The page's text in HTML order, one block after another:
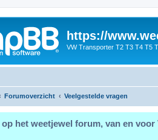
https://
VW Transporter T2 T3 T4 T5
Forumoverzicht Veelgestelde vragen
op het weetjewel forum, van en